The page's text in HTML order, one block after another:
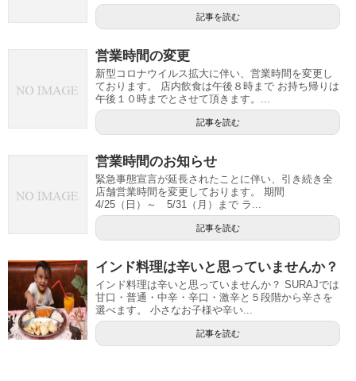
記事を読む
営業時間の変更
新型コロナウイルス拡大に伴い、営業時間を変更し
ております。 店内飲食は午後８時まで お持ち帰りは
午後１０時までとさせて頂きます。...
記事を読む
営業時間のお知らせ
緊急事態宣言が延長されたことに伴い、引き続き全
店舗営業時間を変更しております。 期間
4/25（日）～ 5/31（月）まで ラ...
記事を読む
インド料理は辛いと思っていませんか？
インド料理は辛いと思っていませんか？ SURAJでは
甘口・普通・中辛・辛口・激辛と５段階から辛さを
選べます。 小さなお子様や辛い...
記事を読む